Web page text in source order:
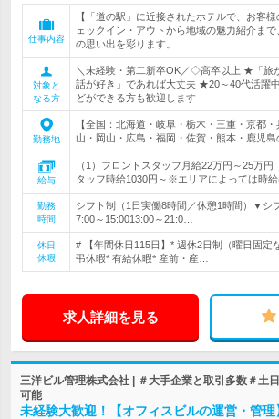
仕事内容
【「道の駅」に近接されたホテルで、お客
ェックイン・アウトから地域の魅力紹介ま
の思い出を彩ります。
対象と
なる方
＼未経験・第二新卒OK／◇高卒以上 ★「旅
話が好き」であれば大丈夫 ★20～40代活躍
どができる方も歓迎します
勤務地
【全国：北海道・岐阜・栃木・三重・京都
山・岡山・広島・福岡・佐賀・熊本・鹿児島
給与
（1）フロントスタッフ月給22万円～25万円
タッフ時給1030円～※エリアによっては時
勤務
時間
シフト制（1日実働8時間／休憩1時間）▼シ
7:00～15:0013:00～21:0…
休日
休暇
# 【年間休日115日】* 週休2日制（曜日固定
弔休暇* 有給休暇* 産前・産…
求人詳細を見る
三洋ビル管理株式会社 | ＃大手企業と取引多数＃土
可能
未経験大歓迎！【オフィスビルの運営・管